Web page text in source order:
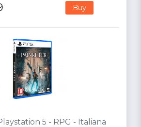
Buy
5 - RPG - Italiana